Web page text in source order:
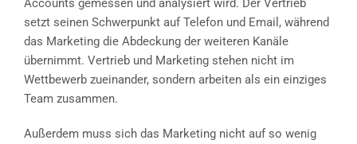
setzt seinen Schwerpunkt auf Telefon und Email, während
das Marketing die Abdeckung der weiteren Kanäle
übernimmt. Vertrieb und Marketing stehen nicht im
Wettbewerb zueinander, sondern arbeiten als ein einziges
Team zusammen.
Außerdem muss sich das Marketing nicht auf so wenig